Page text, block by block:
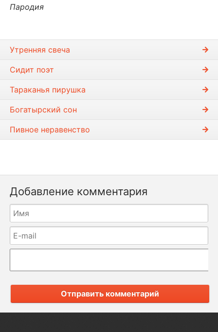
Пародия
Утренняя свеча
Сидит поэт
Тараканья пирушка
Богатырский сон
Пивное неравенство
Добавление комментария
Отправить комментарий